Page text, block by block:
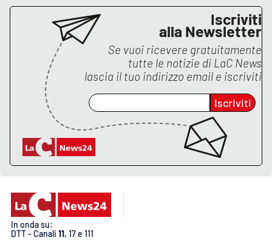
Storie
LAC
NETWORK
Lactv.it
Iscriviti
alla Newsletter
Se vuoi ricevere gratuitamente
tutte le notizie di LaC News
lascia il tuo indirizzo email e iscriviti
Iscriviti
In onda su:
DTT - Canali 11, 17 e 111